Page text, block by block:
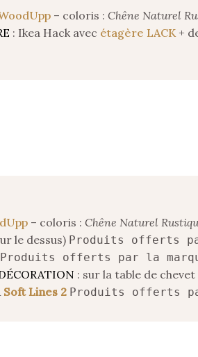
– coloris : Chêne Naturel
: Ikea Hack avec étagère LACK+
– coloris : Chêne Naturel
le dessus) Produits offerts
Produits offerts par la
: sur la table de
Soft Lines 2 Produits offerts